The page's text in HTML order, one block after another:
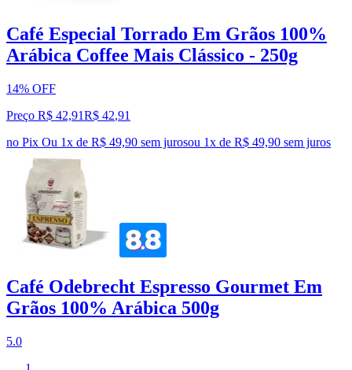
Café Especial Torrado Em Grãos 100%
Arábica Coffee Mais Clássico - 250g
14% OFF
Preço R$ 42,91R$ 42,91
no Pix Ou 1x de R$ 49,90 sem jurosou 1x de R$ 49,90 sem juros
Café Odebrecht Espresso Gourmet Em
Grãos 100% Arábica 500g
5.0